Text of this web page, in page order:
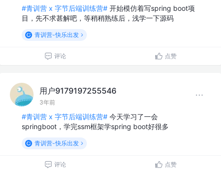
#青训营 x 字节后端训练营# 开始模仿着写spring boot项
目，先不求甚解吧，等稍稍熟练后，浅学一下源码
青训营-快乐出发
评论 点赞
用户9179197255546
3年前
#青训营 x 字节后端训练营# 今天学习了一会
springboot，学完ssm框架学spring boot好很多
青训营-快乐出发
评论 点赞